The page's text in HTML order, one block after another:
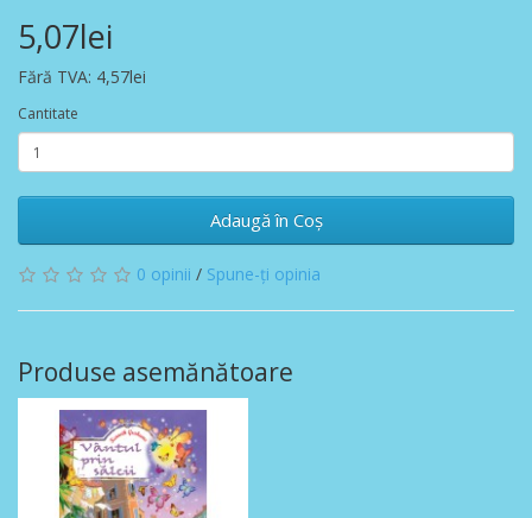
5,07lei
Fără TVA: 4,57lei
Cantitate
Adaugă în Coş
0 opinii / Spune-ţi opinia
Produse asemănătoare